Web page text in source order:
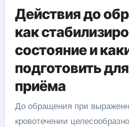
Действия до
как
состояние и
подготовить
приёма
До обращения при
кровотечении